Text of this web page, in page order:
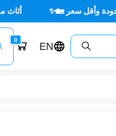
🏡✨ أثاث منزلي ✨🏡
EN
0